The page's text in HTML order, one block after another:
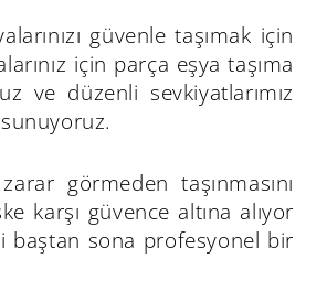
güvenle taşımak için
için parça eşya taşıma
ve düzenli sevkiyatlarımız
görmeden taşınmasını
karşı güvence altına alıyor
baştan sona profesyonel bir